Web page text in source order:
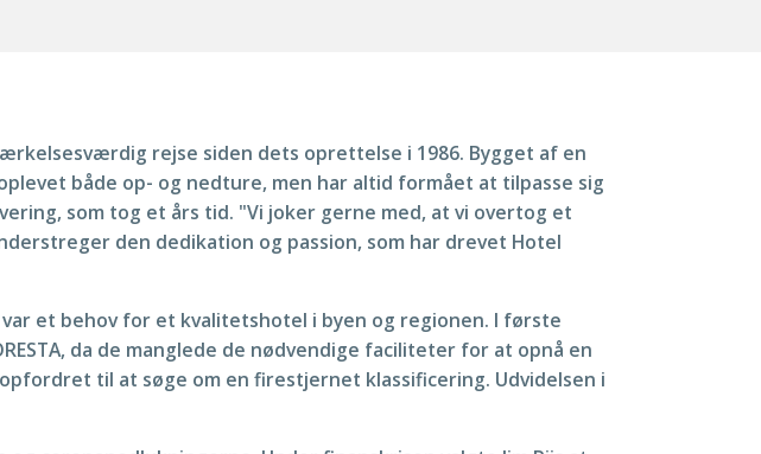
rejse siden dets oprettelse i 1986. Bygget af en
både op- og nedture, men har altid formået at tilpasse sig
som tog et års tid. "Vi joker gerne med, at vi overtog et
den dedikation og passion, som har drevet Hotel
et behov for et kvalitetshotel i byen og regionen. I første
da de manglede de nødvendige faciliteter for at opnå en
til at søge om en firestjernet klassificering. Udvidelsen i